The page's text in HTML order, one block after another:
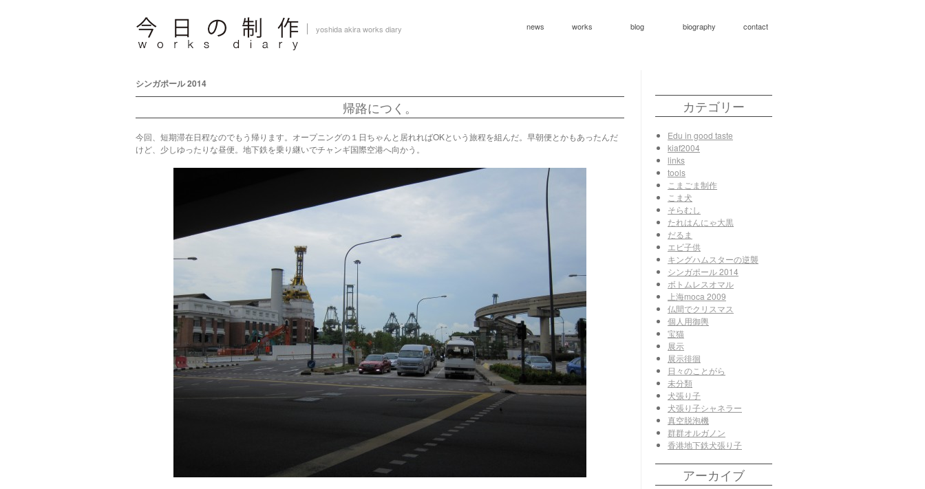
yoshida akira works diary news works blog biography contact
シンガポール 2014
帰路につく。
今回、短期滞在日程なのでもう帰ります。オープニングの１日ちゃんと居れればOKという旅程を組んだ。早朝便とかもあったんだ
けど、少しゆったりな昼便。地下鉄を乗り継いでチャンギ国際空港へ向かう。
カテゴリー
Edu in good taste
kiaf2004
links
tools
こまごま制作
こま犬
そらむし
たれはんにゃ大黒
だるま
エビ子供
キングハムスターの逆襲
シンガポール 2014
ボトムレスオマル
上海moca 2009
仏間でクリスマス
個人用御輿
宝猫
展示
展示徘徊
日々のことがら
未分類
犬張り子
犬張り子シャネラー
真空脱泡機
群群オルガノン
香港地下鉄犬張り子
アーカイブ